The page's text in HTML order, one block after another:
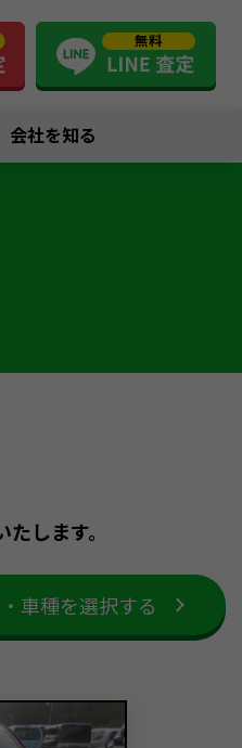
会社を知る
します。
車種を選択する